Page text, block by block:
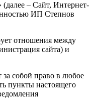
– Сайт, Интернет-
ИП Степнов
отношения между
сайта) и
собой право в любое
пункты настоящего